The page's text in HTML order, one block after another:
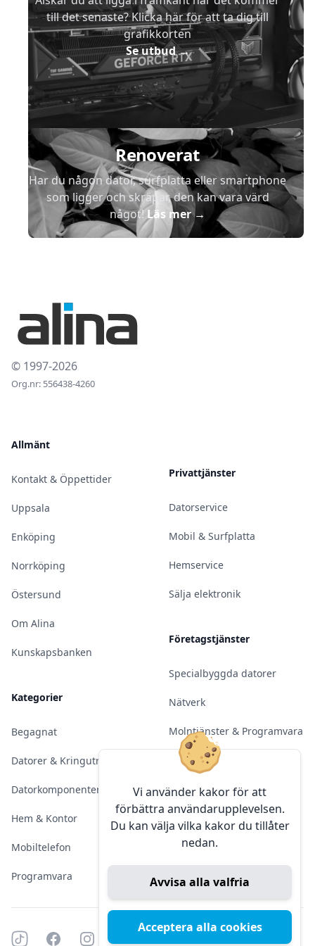
Vi använder kakor för att
förbättra användarupplevelsen.
Du kan välja vilka kakor du tillåter
nedan.
Avvisa alla valfria
Acceptera alla cookies
till det senaste? Klicka här för att ta dig till
grafikkorten
Se utbud→
Renoverat
Har du någon dator, surfplatta eller smartphone
som ligger och skräpar, den kan vara värd
något!Läs mer→
© 1997-2026
Org.nr: 556438-4260
Allmänt
Kontakt & Öppettider
Uppsala
Enköping
Norrköping
Östersund
Om Alina
Kunskapsbanken
Kategorier
Begagnat
Datorer & Kringutrustning
Datorkomponenter
Hem & Kontor
Mobiltelefon
Programvara
Privattjänster
Datorservice
Mobil & Surfplatta
Hemservice
Sälja elektronik
Företagstjänster
Specialbyggda datorer
Nätverk
Molntjänster & Programvara
Server & Backup
Kameraövervakning
Konferens & Public Display
Sälja elektronik
Tiktok FacebookInstagram